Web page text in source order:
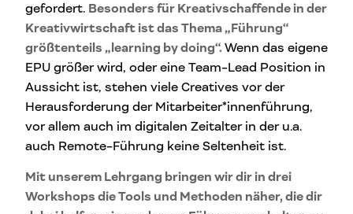
gefordert. Besonders für Kreativschaffende in der
Kreativwirtschaft ist das Thema „Führung“
größtenteils „learning by doing“.Wenn das eigene
EPU größer wird, oder eine Team-Lead Position in
Aussicht ist, stehen viele Creatives vor der
Herausforderung der Mitarbeiter*innenführung,
vor allem auch im digitalen Zeitalter in der u.a.
auch Remote-Führung keine Seltenheit ist.
Mit unserem Lehrgang bringen wir dir in drei
Workshops die Tools und Methoden näher, die dir